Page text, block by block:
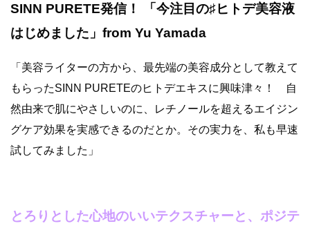
SINN PURETE発信！ 「今注目の♯ヒトデ美容液
はじめました」from Yu Yamada
「美容ライターの方から、最先端の美容成分として教えて
もらったSINN PURETEのヒトデエキスに興味津々！ 自
然由来で肌にやさしいのに、レチノールを超えるエイジン
グケア効果を実感できるのだとか。その実力を、私も早速
試してみました」
とろりとした心地のいいテクスチャーと、ポジテ